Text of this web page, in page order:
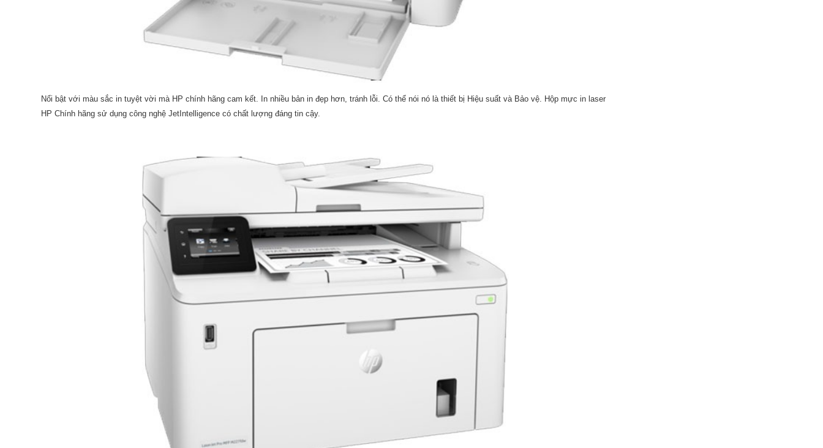
Nổi bật với màu sắc in tuyệt vời mà HP chính hãng cam kết. In nhiều bản in đẹp hơn, tránh lỗi. Có thể nói nó là thiết bị Hiệu suất và Bảo vệ. Hộp mực in laser
HP Chính hãng sử dụng công nghệ JetIntelligence có chất lượng đáng tin cậy.